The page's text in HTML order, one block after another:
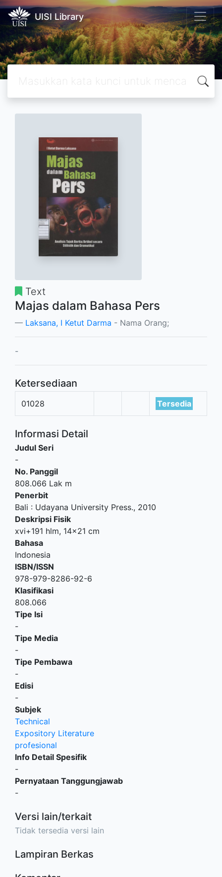
UISI Library
Text
Majas dalam Bahasa Pers
Laksana, I Ketut Darma - Nama Orang;
-
Ketersediaan
01028 Tersedia
Informasi Detail
Judul Seri
-
No. Panggil
808.066 Lak m
Penerbit
Bali : Udayana University Press., 2010
Deskripsi Fisik
xvi+191 hlm, 14x21 cm
Bahasa
Indonesia
ISBN/ISSN
978-979-8286-92-6
Klasifikasi
808.066
Tipe Isi
-
Tipe Media
-
Tipe Pembawa
-
Edisi
-
Subjek
Technical
Expository Literature
profesional
Info Detail Spesifik
-
Pernyataan Tanggungjawab
-
Versi lain/terkait
Tidak tersedia versi lain
Lampiran Berkas